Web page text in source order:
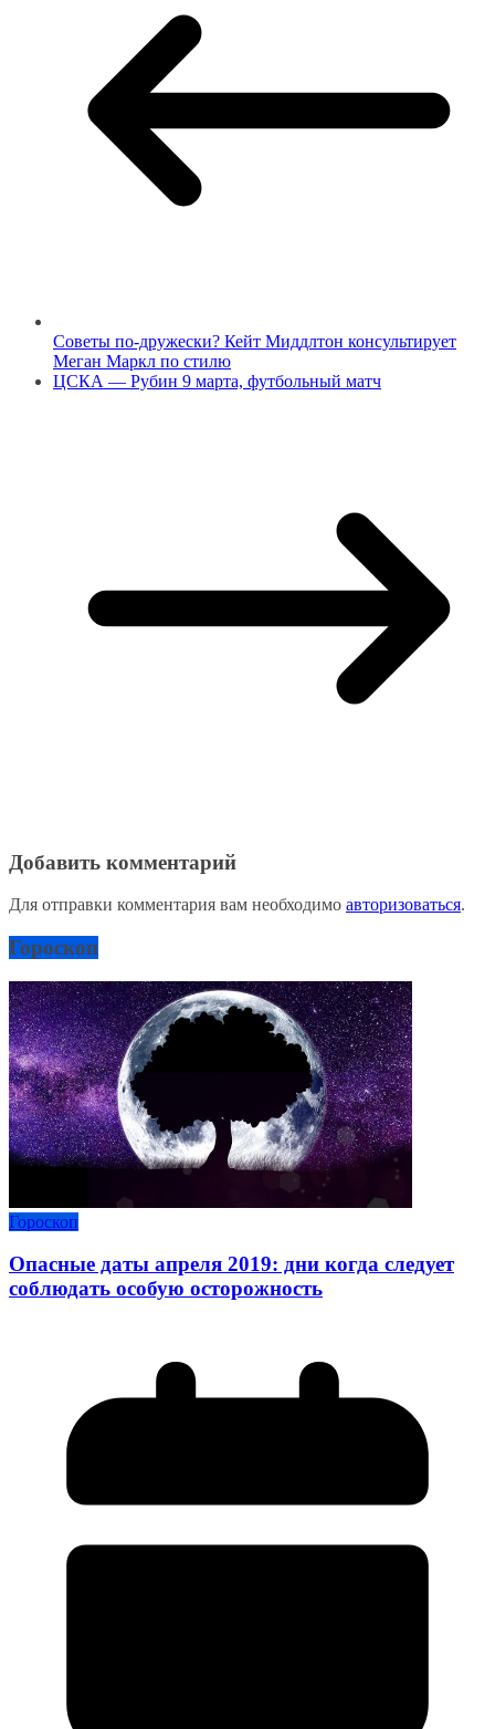
Советы по-дружески? Кейт Миддлтон консультирует
Меган Маркл по стилю
ЦСКА — Рубин 9 марта, футбольный матч
Добавить комментарий
Для отправки комментария вам необходимо авторизоваться.
Гороскоп
Гороскоп
Опасные даты апреля 2019: дни когда следует
соблюдать особую осторожность